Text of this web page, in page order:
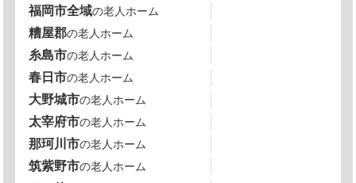
福岡市全域の老人ホーム
糟屋郡の老人ホーム
糸島市の老人ホーム
春日市の老人ホーム
大野城市の老人ホーム
太宰府市の老人ホーム
那珂川市の老人ホーム
筑紫野市の老人ホーム